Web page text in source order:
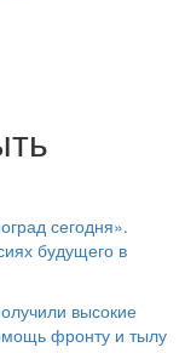
сегодня».
будущего в
высокие
фронту и тылу